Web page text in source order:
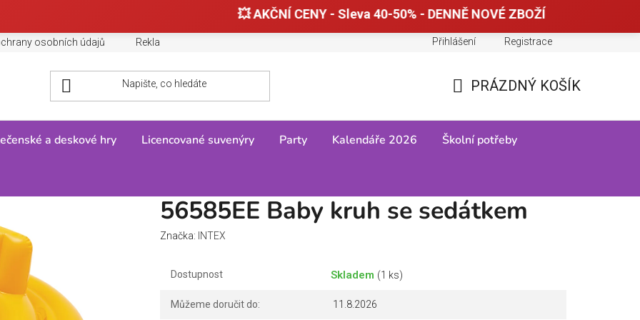
💥 AKČNÍ CENY - Sleva 40-50% - DENNĚ NOVÉ ZBOŽÍ
osobních údajů Reklamace, výměny a vrácení zboží Tabulky velikostí
Přihlášení Registrace
KOŠÍK
PRÁZDNÝ KOŠÍK
a deskové hry Licencované suvenýry Party Kalendáře 2026 Školní potřeby
56585EE Baby kruh se sedátkem
Značka: INTEX
Dostupnost Skladem (1 ks)
Můžeme doručit do: 11.8.2026